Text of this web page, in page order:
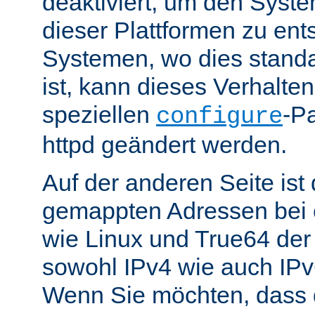
dieser Plattformen zu
Systemen, wo dies
ist, kann dieses
speziellen configure-
httpd geändert werden.
Auf der anderen Seite ist
gemappten Adressen
wie Linux und True64
sowohl IPv4 wie auch
Wenn Sie möchten,